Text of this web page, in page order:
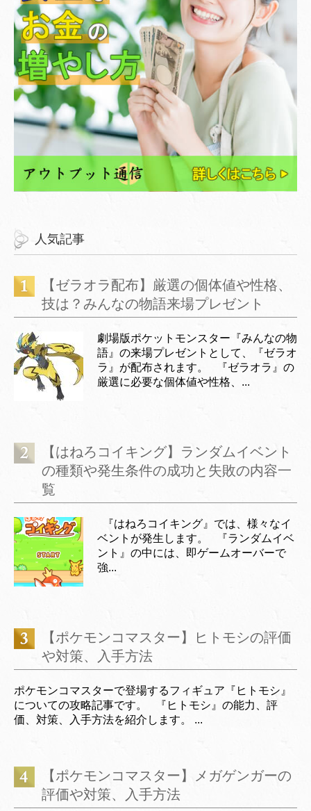
人気記事
【ゼラオラ配布】厳選の個体値や性格、
技は？みんなの物語来場プレゼント
劇場版ポケットモンスター『みんなの物
語』の来場プレゼントとして、『ゼラオ
ラ』が配布されます。 『ゼラオラ』の
厳選に必要な個体値や性格、...
【はねろコイキング】ランダムイベント
の種類や発生条件の成功と失敗の内容一
覧
『はねろコイキング』では、様々なイ
ベントが発生します。 『ランダムイベ
ント』の中には、即ゲームオーバーで
強...
【ポケモンコマスター】ヒトモシの評価
や対策、入手方法
ポケモンコマスターで登場するフィギュア『ヒトモシ』
についての攻略記事です。 『ヒトモシ』の能力、評
価、対策、入手方法を紹介します。 ...
【ポケモンコマスター】メガゲンガーの
評価や対策、入手方法